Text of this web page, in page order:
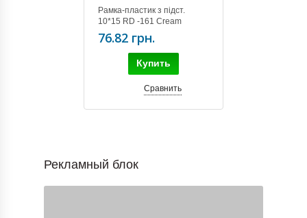
Рамка-пластик з підст.
10*15 RD -161 Cream
76.82 грн.
Купить
Сравнить
Рекламный блок